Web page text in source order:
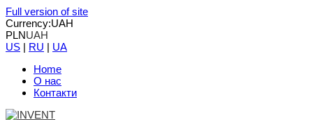
Full version of site
Currency:UAH
PLNUAH
US | RU | UA
Home
О нас
Контакти